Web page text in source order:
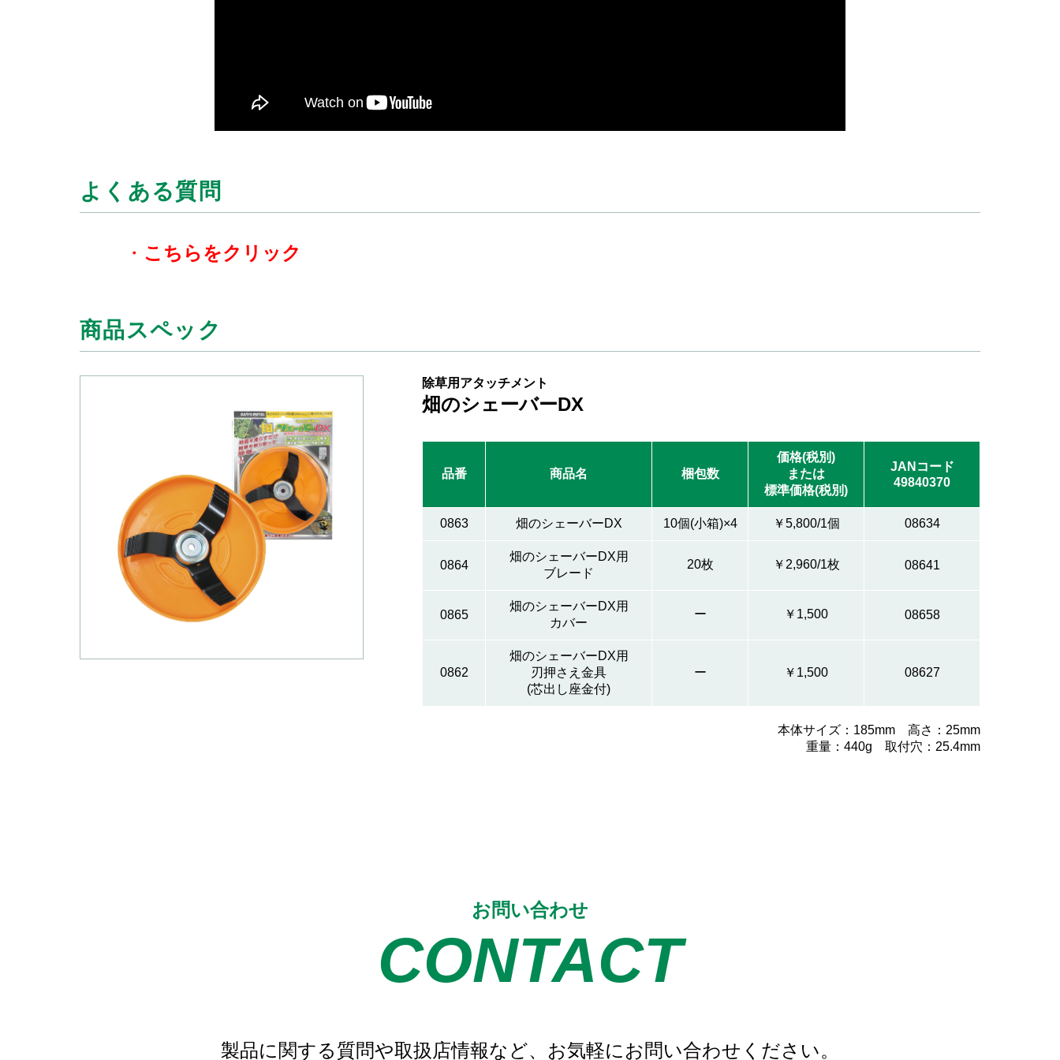
よくある質問
・ こちらをクリック
商品スペック
除草用アタッチメント
畑のシェーバーDX
品番 商品名 梱包数
価格(税別)
または
標準価格(税別)
JANコード
49840370
0863 畑のシェーバーDX 10個(小箱)×4 ￥5,800/1個 08634
0864
畑のシェーバーDX用
ブレード
20枚 ￥2,960/1枚 08641
0865
畑のシェーバーDX用
カバー
ー ￥1,500 08658
0862
畑のシェーバーDX用
刃押さえ金具
(芯出し座金付)
ー ￥1,500 08627
本体サイズ：185mm 高さ：25mm
重量：440g 取付穴：25.4mm
お問い合わせ
CONTACT
製品に関する質問や取扱店情報など、 お気軽にお問い合わせください。